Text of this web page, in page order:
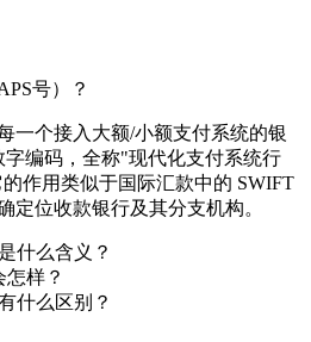
号）？
一个接入大额/小额支付系统的银
字编码，全称"现代化支付系统行
作用类似于国际汇款中的 SWIFT
定位收款银行及其分支机构。
什么含义？
样？
什么区别？